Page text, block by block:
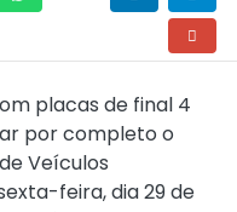
placas de final 4
por completo o
Veículos
feira, dia 29 de